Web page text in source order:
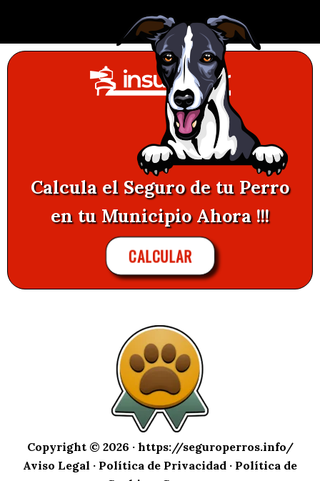
Calcula el Seguro de tu Perro
en tu Municipio Ahora !!!
CALCULAR
Copyright © 2026 · https://seguroperros.info/
Aviso Legal · Política de Privacidad · Política de